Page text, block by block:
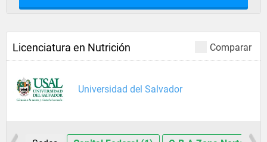
Comparar
Licenciatura en Nutrición
Universidad del Salvador